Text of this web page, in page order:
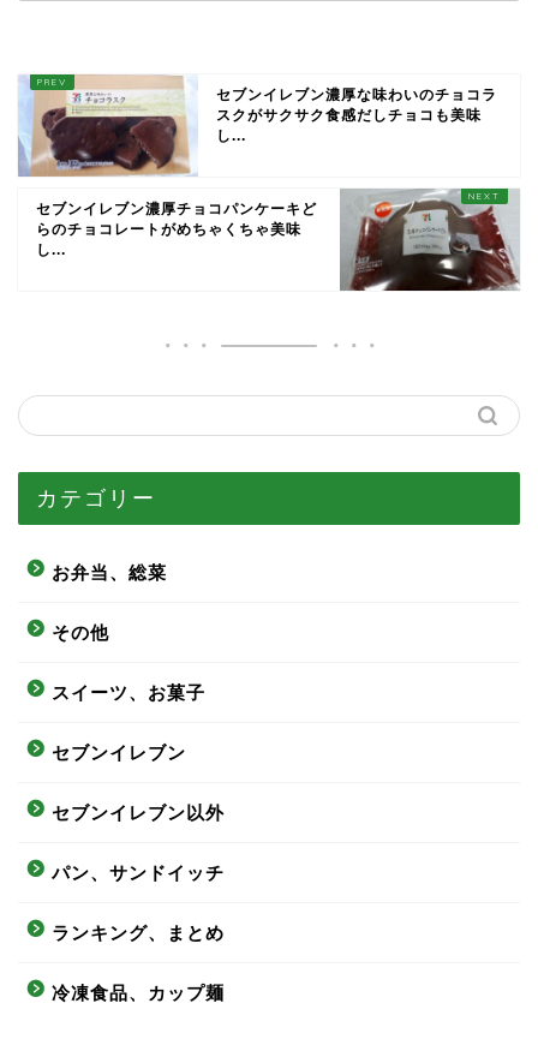
セブンイレブン濃厚な味わいのチョコラ
スクがサクサク食感だしチョコも美味
し...
セブンイレブン濃厚チョコパンケーキど
らのチョコレートがめちゃくちゃ美味
し...
カテゴリー
お弁当、総菜
その他
スイーツ、お菓子
セブンイレブン
セブンイレブン以外
パン、サンドイッチ
ランキング、まとめ
冷凍食品、カップ麺